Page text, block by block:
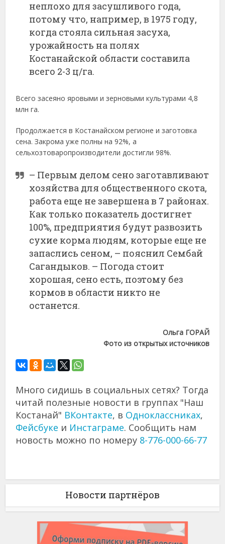
неплохо для засушливого года,
потому что, например, в 1975 году,
когда стояла сильная засуха,
урожайность на полях
Костанайской области составила
всего 2-3 ц/га.
Всего засеяно яровыми и зерновыми культурами 4,8
млн га.
Продолжается в Костанайском регионе и заготовка
сена. Закрома уже полны на 92%, а
сельхозтоваропроизводители достигли 98%.
– Первым делом сено заготавливают
хозяйства для общественного скота,
работа еще не завершена в 7 районах.
Как только показатель достигнет
100%, предприятия будут развозить
сухие корма людям, которые еще не
запаслись сеном, – пояснил Сембай
Сагандыков. – Погода стоит
хорошая, сено есть, поэтому без
кормов в области никто не
останется.
Ольга ГОРАЙ
Фото из открытых источников
Много сидишь в социальных сетях? Тогда
читай полезные новости в группах "Наш
Костанай" ВКонтакте, в Одноклассниках,
Фейсбуке и Инстаграме. Сообщить нам
новость можно по номеру 8-776-000-66-77
Новости партнёров